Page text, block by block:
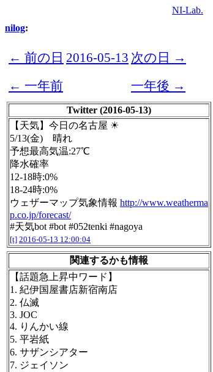
NI-Lab.
nilog:
← 前の日 2016-05-13 次の日 →
← 一年前
一年後 →
Twitter (2016-05-13)
【天気】今日の名古屋 ☀
5/13(金) 晴れ
予想最高気温:27℃
降水確率
12-18時:0%
18-24時:0%
ウェザーマップ気象情報 http://www.weatherma
p.co.jp/forecast/
#天気bot #bot #052tenki #nagoya
[t] 2016-05-13 12:00:04
関連するかも情報
【話題急上昇中ワード】
1. 紀伊国屋書店新宿南店
2. 仏滅
3. JOC
4. りんかい線
5. 平岩紙
6. サザンシアター
7. ジェイソン